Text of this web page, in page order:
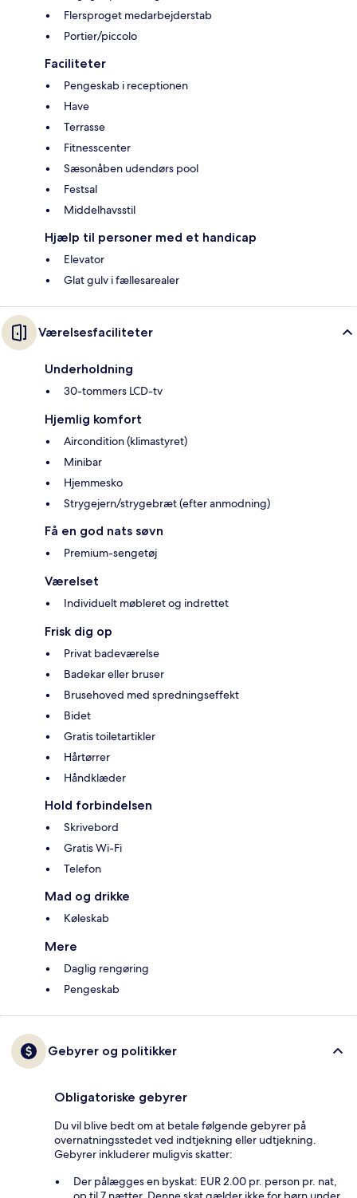
Flersproget medarbejderstab
Portier/piccolo
Faciliteter
Pengeskab i receptionen
Have
Terrasse
Fitnesscenter
Sæsonåben udendørs pool
Festsal
Middelhavsstil
Hjælp til personer med et handicap
Elevator
Glat gulv i fællesarealer
Værelsesfaciliteter
Underholdning
30-tommers LCD-tv
Hjemlig komfort
Aircondition (klimastyret)
Minibar
Hjemmesko
Strygejern/strygebræt (efter anmodning)
Få en god nats søvn
Premium-sengetøj
Værelset
Individuelt møbleret og indrettet
Frisk dig op
Privat badeværelse
Badekar eller bruser
Brusehoved med spredningseffekt
Bidet
Gratis toiletartikler
Hårtørrer
Håndklæder
Hold forbindelsen
Skrivebord
Gratis Wi-Fi
Telefon
Mad og drikke
Køleskab
Mere
Daglig rengøring
Pengeskab
Gebyrer og politikker
Obligatoriske gebyrer
Du vil blive bedt om at betale følgende gebyrer på
overnatningsstedet ved indtjekning eller udtjekning.
Gebyrer inkluderer muligvis skatter:
Der pålægges en byskat: EUR 2.00 pr. person pr. nat,